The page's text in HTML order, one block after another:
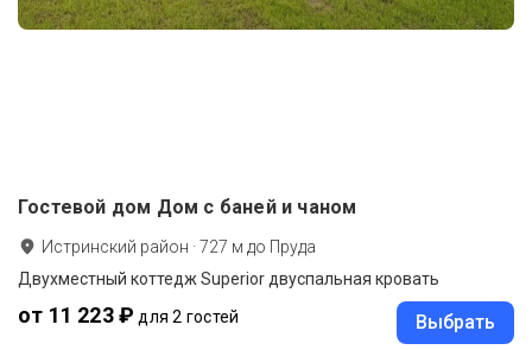
Гостевой дом Дом с баней и чаном
Истринский район ·727 м до Пруда
Двухместный коттедж Superior двуспальная кровать
от 11 223 ₽ для 2 гостей Выбрать